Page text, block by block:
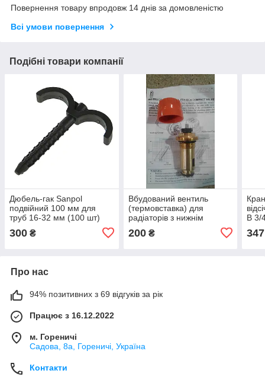
Повернення товару впродовж 14 днів за домовленістю
Всі умови повернення
Подібні товари компанії
Дюбель-гак Sanpol
подвійний 100 мм для
труб 16-32 мм (100 шт)
300 ₴
Вбудований вентиль
(термовставка) для
радіаторів з нижнім
200₴
В 3/
347
Про нас
94% позитивних з 69 відгуків за рік
Працює з 16.12.2022
м. Гореничі
Садова, 8а, Гореничі, Україна
Контакти